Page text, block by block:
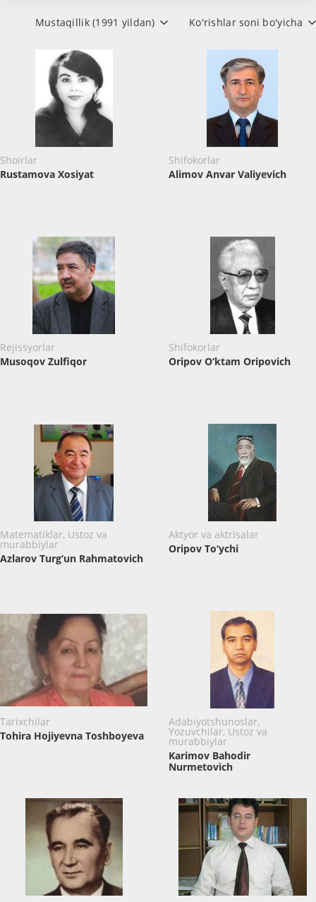
Ko'rishlar soni bo'yicha
Mustaqillik (1991 yildan)
Shoirlar
Rustamova Xosiyat
Shifokorlar
Alimov Anvar Valiyevich
Rejissyorlar
Musoqov Zulfiqor
Shifokorlar
Oripov O‘ktam Oripovich
Matematiklar, Ustoz va
murabbiylar
Azlarov Turg‘un Rahmatovich
Aktyor va aktrisalar
Oripov To‘ychi
Tarixchilar
Tohira Hojiyevna Toshboyeva
Adabiyotshunoslar,
Yozuvchilar, Ustoz va
murabbiylar
Karimov Bahodir
Nurmetovich